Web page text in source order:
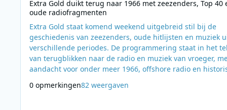
Extra Gold duikt terug naar 1966 met zeezenders, Top 40
oude radiofragmenten
Extra Gold staat komend weekend uitgebreid stil bij de
geschiedenis van zeezenders, oude hitlijsten en muziek
verschillende periodes. De programmering staat in het
van terugblikken naar de radio en muziek van vroeger,
aandacht voor onder meer 1966, offshore radio en
zeezenderuur van 09:00 tot 10:00 uur. Deze programma’s
0 opmerkingen82 weergaven